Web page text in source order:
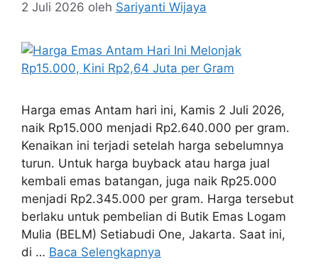
2 Juli 2026 oleh Sariyanti Wijaya
Harga emas Antam hari ini, Kamis 2 Juli 2026,
naik Rp15.000 menjadi Rp2.640.000 per gram.
Kenaikan ini terjadi setelah harga sebelumnya
turun. Untuk harga buyback atau harga jual
kembali emas batangan, juga naik Rp25.000
menjadi Rp2.345.000 per gram. Harga tersebut
berlaku untuk pembelian di Butik Emas Logam
Mulia (BELM) Setiabudi One, Jakarta. Saat ini,
di … Baca Selengkapnya